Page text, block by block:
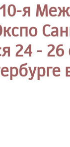
я
24 -